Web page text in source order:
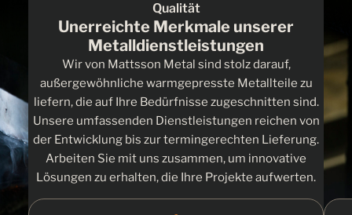
Qualität
Unerreichte Merkmale unserer
Metalldienstleistungen
Wir von Mattsson Metal sind stolz darauf,
außergewöhnliche warmgepresste Metallteile zu
liefern, die auf Ihre Bedürfnisse zugeschnitten sind.
Unsere umfassenden Dienstleistungen reichen von
der Entwicklung bis zur termingerechten Lieferung.
Arbeiten Sie mit uns zusammen, um innovative
Lösungen zu erhalten, die Ihre Projekte aufwerten.